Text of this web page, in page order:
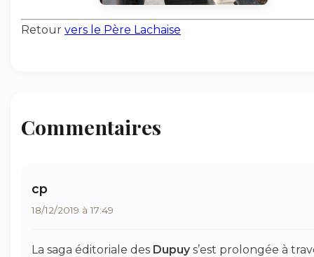
Retour vers le Père Lachaise
Commentaires
cp
18/12/2019 à 17:49
La saga éditoriale des Dupuy s’est prolongée à